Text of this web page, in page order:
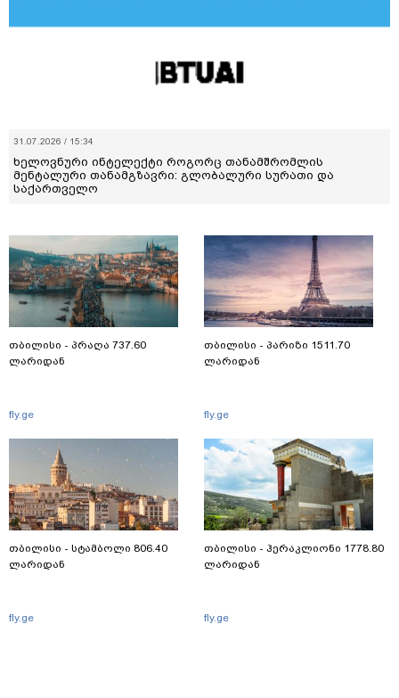
31.07.2026 / 15:34
ხელოვნური ინტელექტი როგორც თანამშრომლის
მენტალური თანამგზავრი: გლობალური სურათი და
საქართველო
თბილისი - პრაღა 737.60
ლარიდან
fly.ge
თბილისი - სტამბოლი 806.40
ლარიდან
fly.ge
თბილისი - პარიზი 1511.70
ლარიდან
fly.ge
თბილისი - ჰერაკლიონი 1778.80
ლარიდან
fly.ge